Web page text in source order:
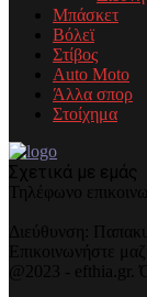
Μπάσκετ
Βόλεϊ
Στίβος
Auto Moto
Άλλα σπορ
Στοίχημα
Σχετικά με εμάς
Τηλέφωνo
Διεύθυνση:
Επικοινωνήστε
@2023 - efthia.gr.